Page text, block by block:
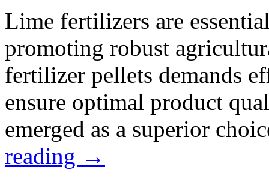
Lime fertilizers are
promoting robust
fertilizer pellets demands
ensure optimal product
emerged as a superior
reading →